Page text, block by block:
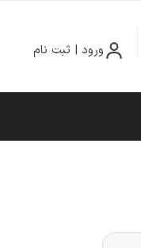
ورود | ثبت نام